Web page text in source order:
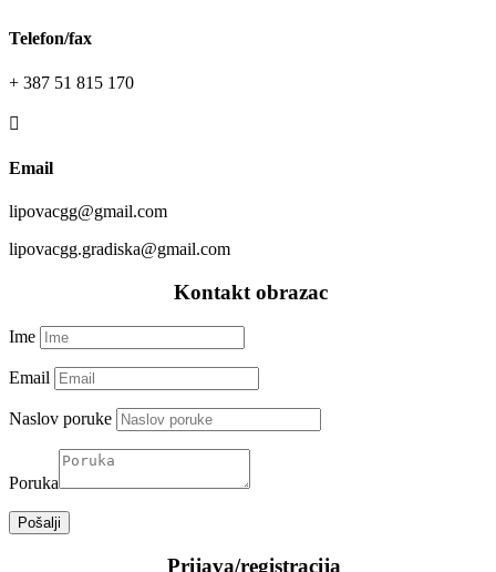
Telefon/fax
+ 387 51 815 170

Email
lipovacgg@gmail.com
lipovacgg.gradiska@gmail.com
Kontakt obrazac
Ime
Email
Naslov poruke
Poruka
Pošalji
Prijava/registracija—–